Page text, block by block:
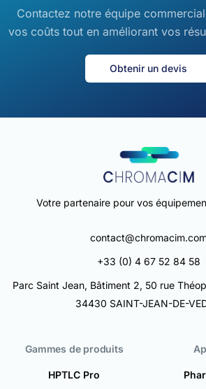
Contactez notre équipe
vos coûts tout en améliorant vos
Obtenir un devis
Votre partenaire pour vos
+33 (0) 4 67 52 84 58
Parc Saint Jean, Bâtiment 2, 50 rue
34430 SAINT-JEAN-DE-
Gammes de produits
HPTLC Pro